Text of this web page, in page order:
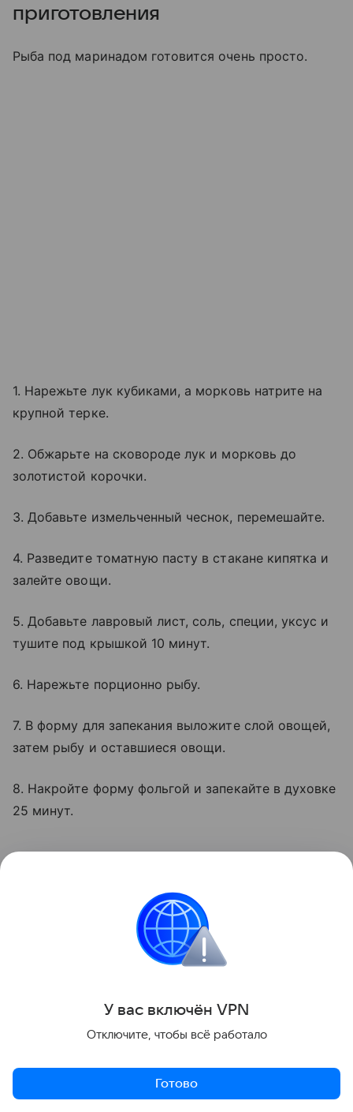
приготовления
Рыба под маринадом готовится очень просто.
1. Нарежьте лук кубиками, а морковь натрите на
крупной терке.
2. Обжарьте на сковороде лук и морковь до
золотистой корочки.
3. Добавьте измельченный чеснок, перемешайте.
4. Разведите томатную пасту в стакане кипятка и
залейте овощи.
5. Добавьте лавровый лист, соль, специи, уксус и
тушите под крышкой 10 минут.
6. Нарежьте порционно рыбу.
7. В форму для запекания выложите слой овощей,
затем рыбу и оставшиеся овощи.
8. Накройте форму фольгой и запекайте в духовке
25 минут.
У вас включён VPN
Отключите, чтобы всё работало
Готово